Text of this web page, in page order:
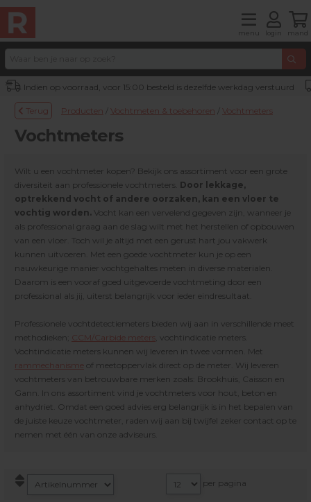
menu login mand
Indien op voorraad, voor 15:00 besteld is dezelfde werkdag verstuurd
Terug Producten / Vochtmeten & toebehoren / Vochtmeters
Vochtmeters
Wilt u een vochtmeter kopen? Bekijk ons assortiment voor een grote
diversiteit aan professionele vochtmeters. Door lekkage,
optrekkend vocht of andere oorzaken, kan een vloer te
vochtig worden. Vocht kan een vervelend gegeven zijn, wanneer je
als professional graag aan de slag wilt met het herstellen of opbouwen
van een vloer. Toch wil je altijd met een gerust hart jou vakwerk
kunnen uitvoeren. Met een goede vochtmeter kun je op een
nauwkeurige manier vochtgehaltes meten in diverse materialen.
Daarom is een vooraf goed uitgevoerde vochtmeting door een
professional als jij, uiterst belangrijk voor ieder eindresultaat.
Professionele vochtdetectiemeters bieden wij aan in verschillende meet
methodieken; CCM/Carbide meters , vochtindicatie meters.
Vochtindicatie meters kunnen wij leveren in twee vormen. Met
rammechanisme of meetoppervlak direct op de meter. Wij leveren
vochtmeters van betrouwbare merken zoals: Brookhuis, Caisson en
Gann. In ons assortiment vind je vochtmeters voor hout, beton en
anhydriet. Omdat een goed advies erg belangrijk is in het bepalen van
de juiste keuze vochtmeter, raden wij aan bij twijfel zeker contact op te
nemen met één van onze adviseurs.
per pagina